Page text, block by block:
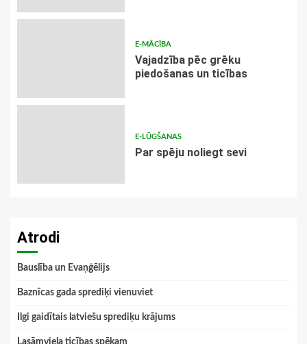
E-MĀCĪBA
Vajadzība pēc grēku
piedošanas un ticības
E-LŪGŠANAS
Par spēju noliegt sevi
Atrodi
Bauslība un Evaņģēlijs
Baznīcas gada sprediķi vienuviet
Ilgi gaidītais latviešu sprediķu krājums
Lasāmviela ticības spēkam